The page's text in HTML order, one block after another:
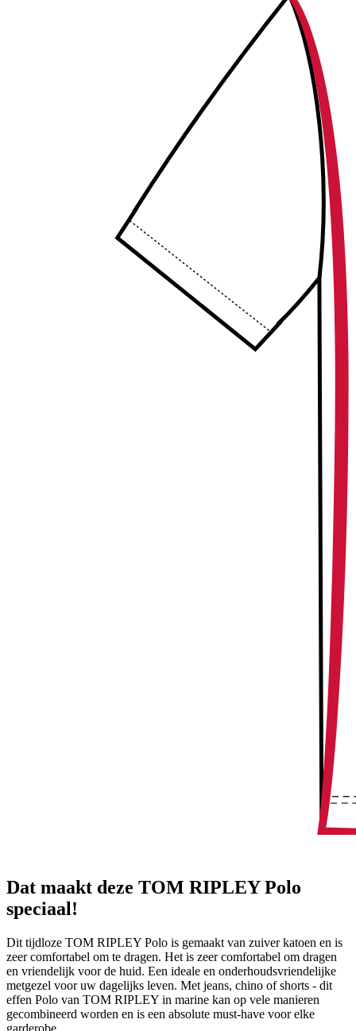
Dat maakt deze TOM RIPLEY Polo
speciaal!
Dit tijdloze TOM RIPLEY Polo is gemaakt van zuiver katoen en is
zeer comfortabel om te dragen. Het is zeer comfortabel om dragen
en vriendelijk voor de huid. Een ideale en onderhoudsvriendelijke
metgezel voor uw dagelijks leven. Met jeans, chino of shorts - dit
effen Polo van TOM RIPLEY in marine kan op vele manieren
gecombineerd worden en is een absolute must-have voor elke
garderobe.